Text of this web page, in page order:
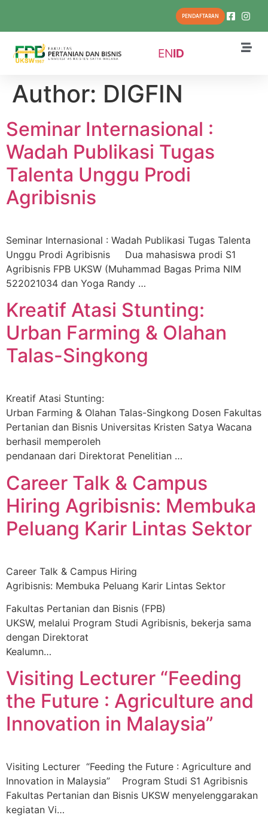
PENDAFTARAN
ENID
Author: DIGFIN
Seminar Internasional :
Wadah Publikasi Tugas
Talenta Unggu Prodi
Agribisnis
Seminar Internasional : Wadah Publikasi Tugas Talenta
Unggu Prodi Agribisnis Dua mahasiswa prodi S1
Agribisnis FPB UKSW (Muhammad Bagas Prima NIM
522021034 dan Yoga Randy …
Kreatif Atasi Stunting:
Urban Farming & Olahan
Talas-Singkong
Kreatif Atasi Stunting:
Urban Farming & Olahan Talas-Singkong Dosen Fakultas
Pertanian dan Bisnis Universitas Kristen Satya Wacana
berhasil memperoleh
pendanaan dari Direktorat Penelitian …
Career Talk & Campus
Hiring Agribisnis: Membuka
Peluang Karir Lintas Sektor
Career Talk & Campus Hiring
Agribisnis: Membuka Peluang Karir Lintas Sektor
Fakultas Pertanian dan Bisnis (FPB)
UKSW, melalui Program Studi Agribisnis, bekerja sama
dengan Direktorat
Kealumn…
Visiting Lecturer “Feeding
the Future : Agriculture and
Innovation in Malaysia”
Visiting Lecturer “Feeding the Future : Agriculture and
Innovation in Malaysia” Program Studi S1 Agribisnis
Fakultas Pertanian dan Bisnis UKSW menyelenggarakan
kegiatan Vi…